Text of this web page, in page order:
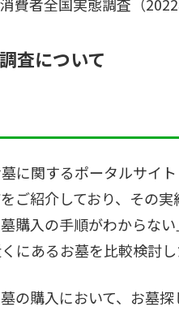
費者全国実態調査（
査について
に関するポータルサイ
ご紹介しており、その
購入の手順がわからな
にあるお墓を比較検討
の購入において、お墓探